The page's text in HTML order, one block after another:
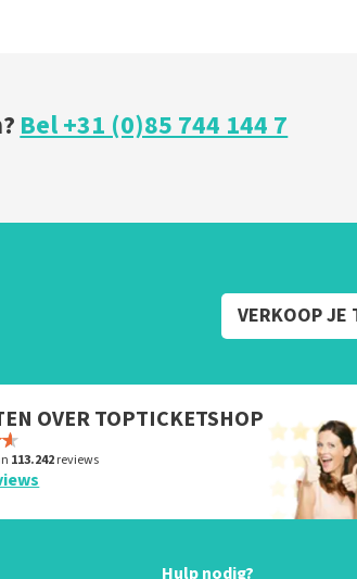
Bel +31 (0)85 744 144 7
VERKOOP JE
OVER TOPTICKETSHOP
113.242reviews
Hulp nodig?